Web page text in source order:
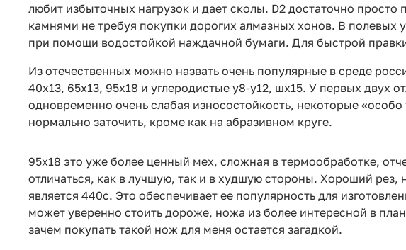
любит избыточных нагрузок и дает сколы. D2 достаточно
камнями не требуя покупки дорогих алмазных хонов. В полевых
при помощи водостойкой наждачной бумаги. Для быстрой
Из отечественных можно назвать очень популярные в среде
40х13, 65х13, 95х18 и углеродистые у8-у12, шх15. У первых двух
одновременно очень слабая износостойкость, некоторые
нормально заточить, кроме как на абразивном круге.
95х18 это уже более ценный мех, сложная в термообработке,
отличаться, как в лучшую, так и в худшую стороны. Хороший рез,
является 440с. Это обеспечивает ее популярность для
может уверенно стоить дороже, ножа из более интересной в
зачем покупать такой нож для меня остается загадкой.